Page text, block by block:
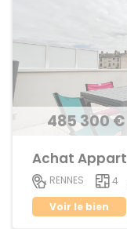
485 300 €
RENNES 4
Voir le bien